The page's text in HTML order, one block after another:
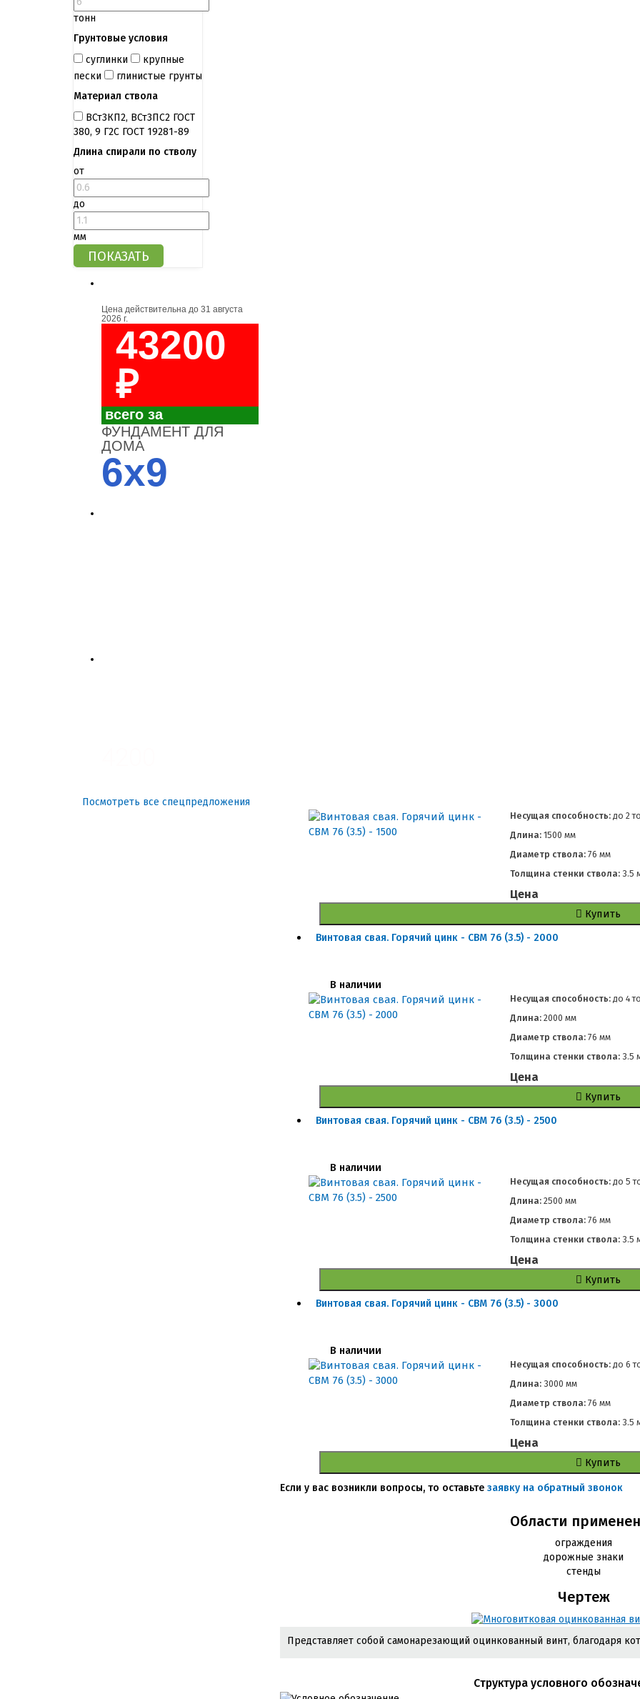
тонн
Грунтовые условия
суглинки
крупные
пески
глинистые грунты
Материал ствола
ВСт3КП2, ВСт3ПС2 ГОСТ
380, 9 Г2С ГОСТ 19281-89
Длина спирали по стволу
от
до
мм
Цена действительна до 31 августа
2026 г.
43200
₽
всего за
ФУНДАМЕНТ ДЛЯ
ДОМА
6x9
Посмотреть все спецпредложения
Несущая способность: до2
Длина: 1500 мм
Диаметр ствола: 76 мм
Толщина стенки ствола: 3.5
Цена
Купить
Винтовая свая. Горячий цинк - СВМ 76 (3.5) - 2000
В наличии
Несущая способность: до4
Длина: 2000 мм
Диаметр ствола: 76 мм
Толщина стенки ствола: 3.5
Цена
Купить
Винтовая свая. Горячий цинк - СВМ 76 (3.5) - 2500
В наличии
Несущая способность: до5
Длина: 2500 мм
Диаметр ствола: 76 мм
Толщина стенки ствола: 3.5
Цена
Купить
Винтовая свая. Горячий цинк - СВМ 76 (3.5) - 3000
В наличии
Несущая способность: до6
Длина: 3000 мм
Диаметр ствола: 76 мм
Толщина стенки ствола: 3.5
Цена
Купить
Если у вас возникли вопросы, то оставьте заявку на обратный звонок
Области
ограждения
дорожные знаки
стенды
Чертеж
Представляет собой самонарезающий оцинкованный винт, благодаря
Cтруктура условного